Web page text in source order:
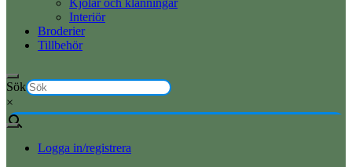
Kjolar och klänningar
Interiör
Broderier
Tillbehör
Sök
×
Logga in/registrera